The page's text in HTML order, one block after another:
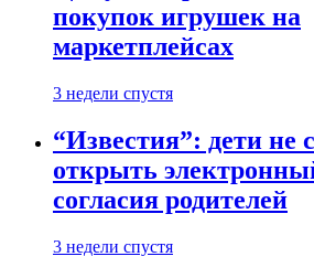
покупок игрушек на
маркетплейсах
3 недели спустя
“Известия”: дети не
открыть
согласия родителей
3 недели спустя